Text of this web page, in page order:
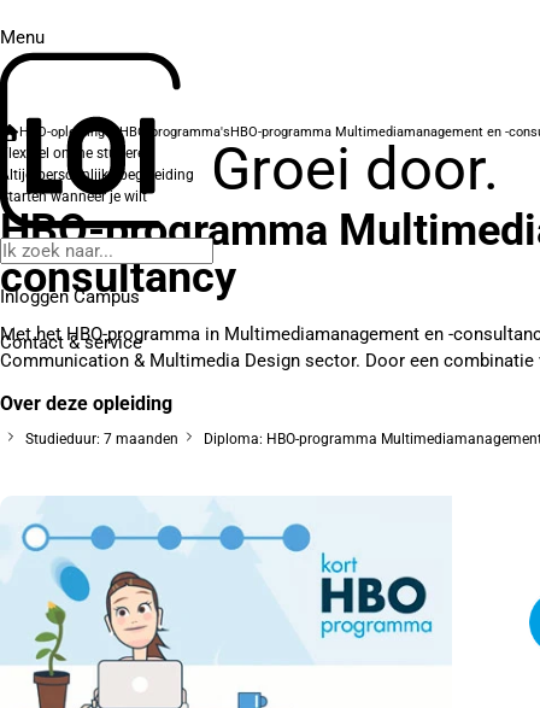
Menu
Groei door.
Inloggen Campus
Contact& service
HBO-opleidingenHBO-programma'sHBO-programma Multimediamanagement en -
Flexibel online studeren
Altijd persoonlijke begeleiding
Starten wanneer je wilt
HBO-programma
consultancy
Met het HBO-programma in Multimediamanagement en -
Communication & Multimedia Design sector. Door een
Over deze opleiding
Studieduur: 7 maanden Diploma: HBO-programma